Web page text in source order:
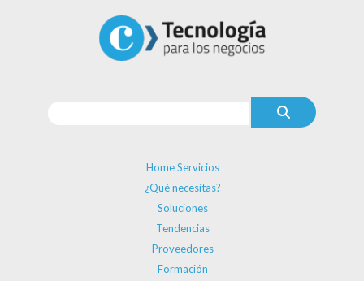
Home Servicios
¿Qué necesitas?
Soluciones
Tendencias
Proveedores
Formación